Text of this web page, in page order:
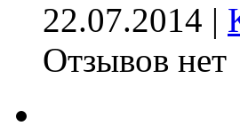
22.07.2014 |
Отзывов нет